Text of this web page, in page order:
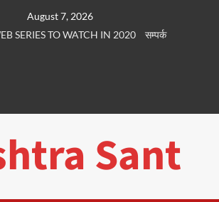
August 7, 2026
SERIES TO WATCH IN 2020
सम्पर्क
Sant